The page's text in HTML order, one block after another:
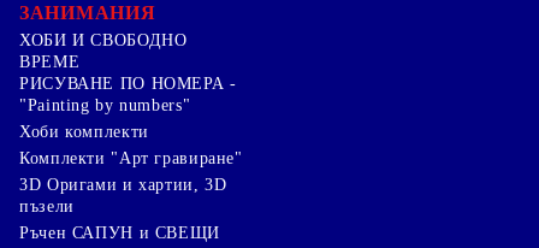
ЗАНИМАНИЯ
ХОБИ И СВОБОДНО
ВРЕМЕ
РИСУВАНЕ ПО НОМЕРА -
"Painting by numbers"
Хоби комплекти
Комплекти "Арт гравиране"
3D Оригами и хартии, 3D
пъзели
Ръчен САПУН и СВЕЩИ